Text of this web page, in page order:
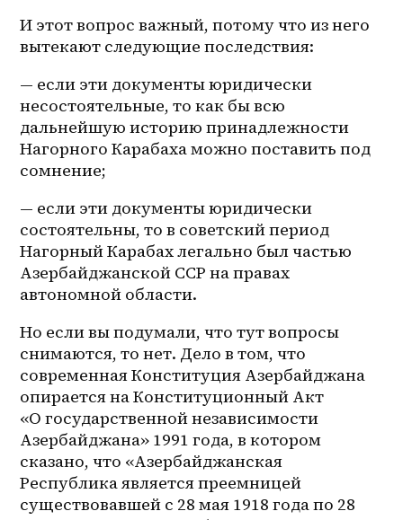
И этот вопрос важный, потому что из него
вытекают следующие последствия:
— если эти документы юридически
несостоятельные, то как бы всю
дальнейшую историю принадлежности
Нагорного Карабаха можно поставить под
сомнение;
— если эти документы юридически
состоятельны, то в советский период
Нагорный Карабах легально был частью
Азербайджанской ССР на правах
автономной области.
Но если вы подумали, что тут вопросы
снимаются, то нет. Дело в том, что
современная Конституция Азербайджана
опирается на Конституционный Акт
«О государственной независимости
Азербайджана» 1991 года, в котором
сказано, что «Азербайджанская
Республика является преемницей
существовавшей с 28 мая 1918 года по 28